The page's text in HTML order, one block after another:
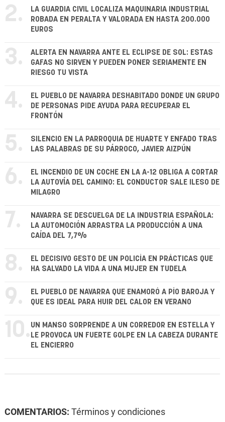
2.
LA GUARDIA CIVIL LOCALIZA MAQUINARIA INDUSTRIAL
ROBADA EN PERALTA Y VALORADA EN HASTA 200.000
EUROS
3.
ALERTA EN NAVARRA ANTE EL ECLIPSE DE SOL: ESTAS
GAFAS NO SIRVEN Y PUEDEN PONER SERIAMENTE EN
RIESGO TU VISTA
4.
EL PUEBLO DE NAVARRA DESHABITADO DONDE UN GRUPO
DE PERSONAS PIDE AYUDA PARA RECUPERAR EL
FRONTÓN
5.
SILENCIO EN LA PARROQUIA DE HUARTE Y ENFADO TRAS
LAS PALABRAS DE SU PÁRROCO, JAVIER AIZPÚN
6.
EL INCENDIO DE UN COCHE EN LA A-12 OBLIGA A CORTAR
LA AUTOVÍA DEL CAMINO: EL CONDUCTOR SALE ILESO DE
MILAGRO
7.
NAVARRA SE DESCUELGA DE LA INDUSTRIA ESPAÑOLA:
LA AUTOMOCIÓN ARRASTRA LA PRODUCCIÓN A UNA
CAÍDA DEL 7,7%
8.
EL DECISIVO GESTO DE UN POLICÍA EN PRÁCTICAS QUE
HA SALVADO LA VIDA A UNA MUJER EN TUDELA
9.
EL PUEBLO DE NAVARRA QUE ENAMORÓ A PÍO BAROJA Y
QUE ES IDEAL PARA HUIR DEL CALOR EN VERANO
10. UN MANSO SORPRENDE A UN CORREDOR EN ESTELLA Y
LE PROVOCA UN FUERTE GOLPE EN LA CABEZA DURANTE
EL ENCIERRO
COMENTARIOS: Términos y condiciones